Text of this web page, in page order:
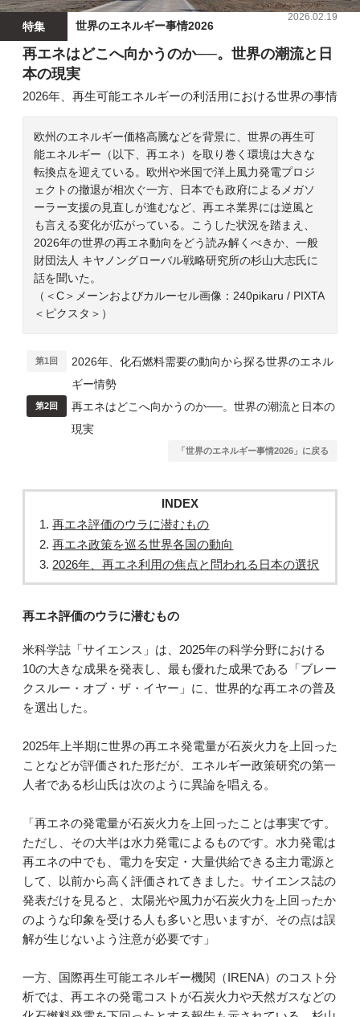
特集 世界のエネルギー事情2026
2026.02.19
再エネはどこへ向かうのか──。世界の潮流と日
本の現実
2026年、再生可能エネルギーの利活用における世界の事情
欧州のエネルギー価格高騰などを背景に、世界の再生可
能エネルギー（以下、再エネ）を取り巻く環境は大きな
転換点を迎えている。欧州や米国で洋上風力発電プロジ
ェクトの撤退が相次ぐ一方、日本でも政府によるメガソ
ーラー支援の見直しが進むなど、再エネ業界には逆風と
も言える変化が広がっている。こうした状況を踏まえ、
2026年の世界の再エネ動向をどう読み解くべきか、一般
財団法人 キヤノングローバル戦略研究所の杉山大志氏に
話を聞いた。
（＜C＞メーンおよびカルーセル画像：240pikaru / PIXTA
＜ピクスタ＞）
第1回
2026年、化石燃料需要の動向から探る世界のエネル
ギー情勢
第2回
再エネはどこへ向かうのか──。世界の潮流と日本の
現実
「世界のエネルギー事情2026」に戻る
INDEX
再エネ評価のウラに潜むもの
再エネ政策を巡る世界各国の動向
2026年、再エネ利用の焦点と問われる日本の選択
再エネ評価のウラに潜むもの
米科学誌「サイエンス」は、2025年の科学分野における
10の大きな成果を発表し、最も優れた成果である「ブレー
クスルー・オブ・ザ・イヤー」に、世界的な再エネの普及
を選出した。
2025年上半期に世界の再エネ発電量が石炭火力を上回った
ことなどが評価された形だが、エネルギー政策研究の第一
人者である杉山氏は次のように異論を唱える。
「再エネの発電量が石炭火力を上回ったことは事実です。
ただし、その大半は水力発電によるものです。水力発電は
再エネの中でも、電力を安定・大量供給できる主力電源と
して、以前から高く評価されてきました。サイエンス誌の
発表だけを見ると、太陽光や風力が石炭火力を上回ったか
のような印象を受ける人も多いと思いますが、その点は誤
解が生じないよう注意が必要です」
一方、国際再生可能エネルギー機関（IRENA）のコスト分
析では、再エネの発電コストが石炭火力や天然ガスなどの